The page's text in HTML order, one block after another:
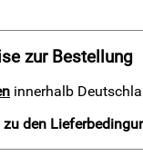
zur Bestellung
innerhalb
den